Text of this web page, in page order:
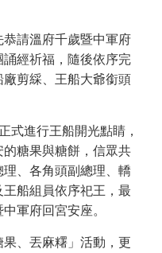
請溫府千歲暨中軍府
經祈福，隨後依序完
剪綵、王船大爺銜頭
式進行王船開光點睛，
糖果與糖餅，信眾共
、各角頭副總理、轎
船組員依序祀王，最
軍府回宮安座。
、丟麻糬」活動，更